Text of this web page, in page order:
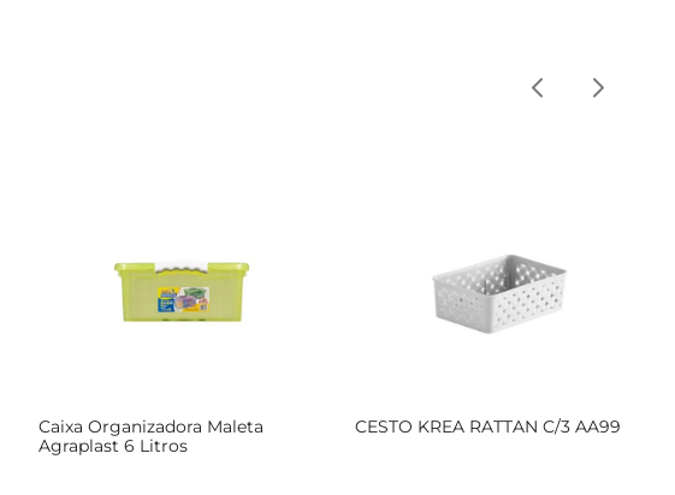
Caixa Organizadora Maleta
Agraplast 6 Litros
CESTO KREA RATTAN C/3 AA99